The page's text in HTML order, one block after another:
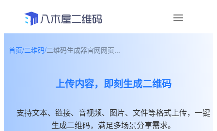
帮助中心
首页/二维码/二维码生成器官网网页...
上传内容，即刻生成二维码
支持文本、链接、音视频、图片、文件等格式上传，一键
生成二维码，满足多场景分享需求。